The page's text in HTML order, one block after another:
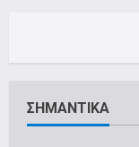
ΣΗΜΑΝΤΙΚΑ